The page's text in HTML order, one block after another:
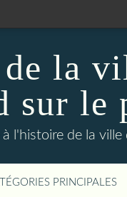
la
sur le
l'histoire de la
PRINCIPALES